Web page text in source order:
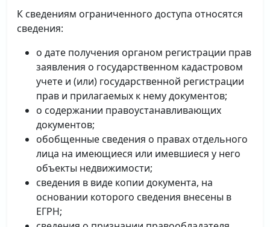
К сведениям ограниченного доступа относятся
сведения:
о дате получения органом регистрации прав
заявления о государственном кадастровом
учете и (или) государственной регистрации
прав и прилагаемых к нему документов;
о содержании правоустанавливающих
документов;
обобщенные сведения о правах отдельного
лица на имеющиеся или имевшиеся у него
объекты недвижимости;
сведения в виде копии документа, на
основании которого сведения внесены в
ЕГРН;